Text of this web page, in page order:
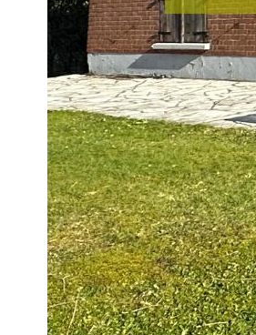
Description
Réf : CVV03864
Bersée, très bien située, en
Passé le hall d'entrée, vous
cheminée feu de bois, le tout
Au premier niveau, deux
salle de bain.
Au sous-sol, un vaste garage de
Prévoir un budget travaux.